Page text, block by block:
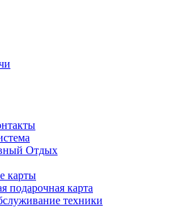
Отдых
карты
подарочная карта
техники